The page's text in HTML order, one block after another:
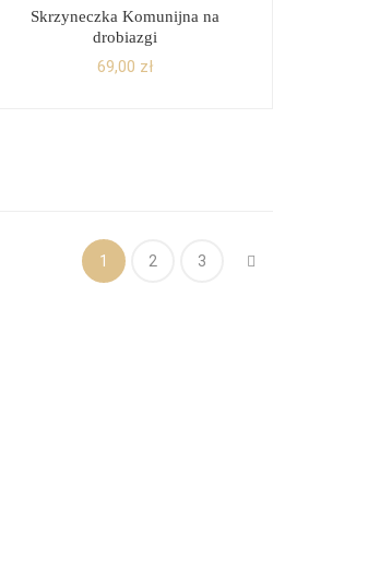
Skrzyneczka Komunijna na
drobiazgi
69,00 zł
1 2 3